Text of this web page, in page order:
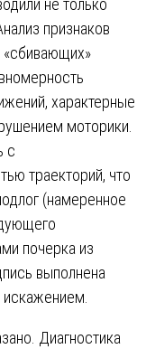
не только
признаков
«сбивающих»
характерные
моторики.
с
траекторий, что
(намеренное
почерка из
выполнена
Диагностика